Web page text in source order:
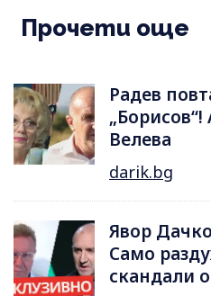
Прочети още
Радев
Велева
darik.bg
Явор
Само
скандали